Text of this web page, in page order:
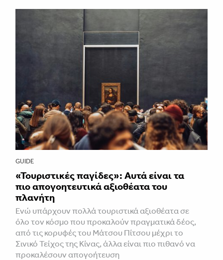
GUIDE
«Τουριστικές παγίδες»: Αυτά είναι τα
πιο απογοητευτικά αξιοθέατα του
πλανήτη
Ενώ υπάρχουν πολλά τουριστικά αξιοθέατα σε
όλο τον κόσμο που προκαλούν πραγματικά δέος,
από τις κορυφές του Μάτσου Πίτσου μέχρι το
Σινικό Τείχος της Κίνας, άλλα είναι πιο πιθανό να
προκαλέσουν απογοήτευση